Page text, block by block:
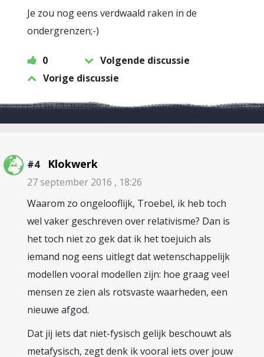
Je zou nog eens verdwaald raken in de
ondergrenzen;-)
0
Volgende discussie
Vorige discussie
#4 Klokwerk
27 september 2016 , 18:26
Waarom zo ongelooflijk, Troebel, ik heb toch
wel vaker geschreven over relativisme? Dan is
het toch niet zo gek dat ik het toejuich als
iemand nog eens uitlegt dat wetenschappelijk
modellen vooral modellen zijn: hoe graag veel
mensen ze zien als rotsvaste waarheden, een
nieuwe afgod.
Dat jij iets dat niet-fysisch gelijk beschouwt als
metafysisch, zegt denk ik vooral iets over jouw